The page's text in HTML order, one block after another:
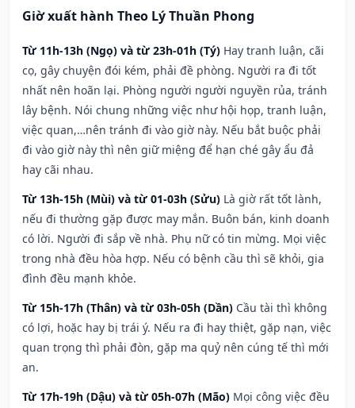
Giờ xuất hành Theo Lý Thuần Phong
Từ 11h-13h (Ngọ) và từ 23h-01h (Tý) Hay tranh luận, cãi
cọ, gây chuyện đói kém, phải đề phòng. Người ra đi tốt
nhất nên hoãn lại. Phòng người người nguyền rủa, tránh
lây bệnh. Nói chung những việc như hội họp, tranh luận,
việc quan,…nên tránh đi vào giờ này. Nếu bắt buộc phải
đi vào giờ này thì nên giữ miệng để hạn ché gây ẩu đả
hay cãi nhau.
Từ 13h-15h (Mùi) và từ 01-03h (Sửu) Là giờ rất tốt lành,
nếu đi thường gặp được may mắn. Buôn bán, kinh doanh
có lời. Người đi sắp về nhà. Phụ nữ có tin mừng. Mọi việc
trong nhà đều hòa hợp. Nếu có bệnh cầu thì sẽ khỏi, gia
đình đều mạnh khỏe.
Từ 15h-17h (Thân) và từ 03h-05h (Dần) Cầu tài thì không
có lợi, hoặc hay bị trái ý. Nếu ra đi hay thiệt, gặp nạn, việc
quan trọng thì phải đòn, gặp ma quỷ nên cúng tế thì mới
an.
Từ 17h-19h (Dậu) và từ 05h-07h (Mão) Mọi công việc đều